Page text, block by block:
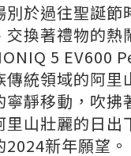
於過往聖誕節
交換著禮物的熱
5 EV600
傳統領域的阿里
寧靜移動，吹拂
里山壯麗的日出
新年願望。